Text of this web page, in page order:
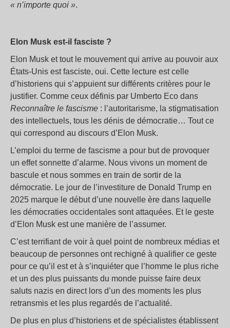
« n’importe quoi ».
Elon Musk est-il fasciste ?
Elon Musk et tout le mouvement qui arrive au pouvoir aux
États-Unis est fasciste, oui. Cette lecture est celle
d’historiens qui s’appuient sur différents critères pour le
justifier. Comme ceux définis par Umberto Eco dans
Reconnaître le fascisme : l’autoritarisme, la stigmatisation
des intellectuels, tous les dénis de démocratie… Tout ce
qui correspond au discours d’Elon Musk.
L’emploi du terme de fascisme a pour but de provoquer
un effet sonnette d’alarme. Nous vivons un moment de
bascule et nous sommes en train de sortir de la
démocratie. Le jour de l’investiture de Donald Trump en
2025 marque le début d’une nouvelle ère dans laquelle
les démocraties occidentales sont attaquées. Et le geste
d’Elon Musk est une manière de l’assumer.
C’est terrifiant de voir à quel point de nombreux médias et
beaucoup de personnes ont rechigné à qualifier ce geste
pour ce qu’il est et à s’inquiéter que l’homme le plus riche
et un des plus puissants du monde puisse faire deux
saluts nazis en direct lors d’un des moments les plus
retransmis et les plus regardés de l’actualité.
De plus en plus d’historiens et de spécialistes établissent